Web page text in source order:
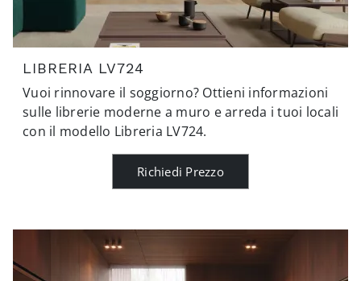
LIBRERIA LV724
Vuoi rinnovare il soggiorno? Ottieni informazioni
sulle librerie moderne a muro e arreda i tuoi locali
con il modello Libreria LV724.
Richiedi Prezzo